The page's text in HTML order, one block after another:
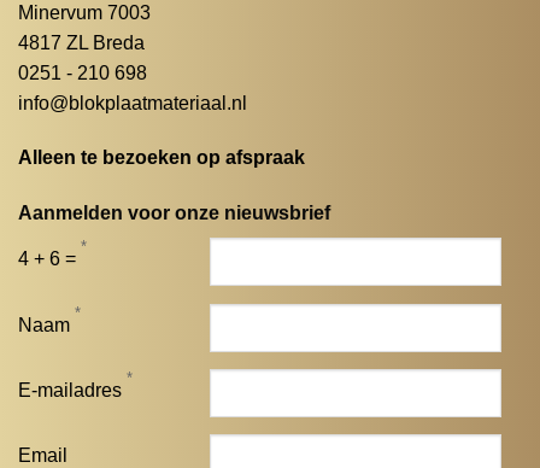
Minervum 7003
4817 ZL Breda
0251 - 210 698
info@blokplaatmateriaal.nl
Alleen te bezoeken op afspraak
Aanmelden voor onze nieuwsbrief
4 + 6 =
*
Naam
*
E-mailadres
*
Email